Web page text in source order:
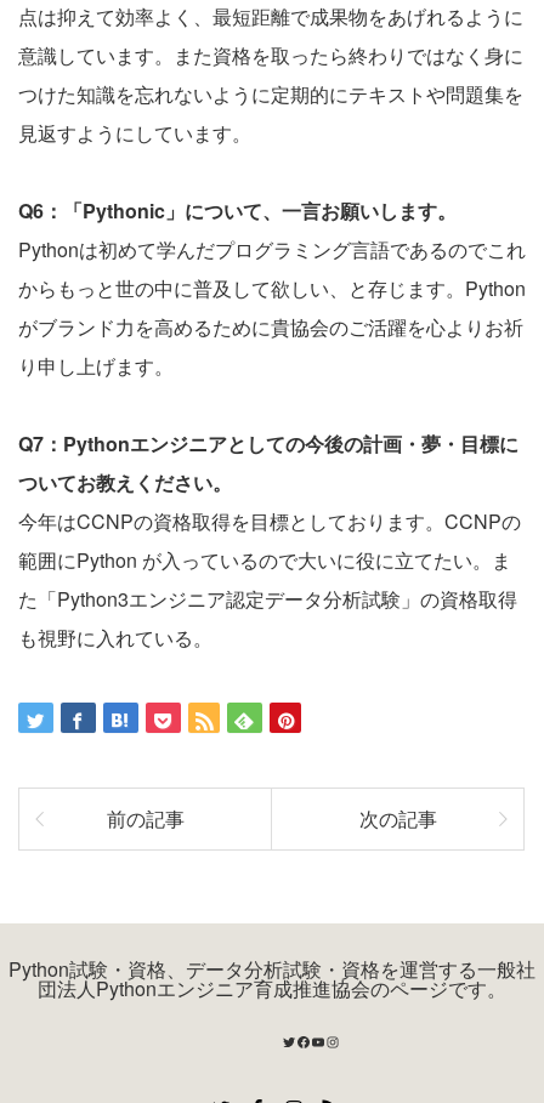
点は抑えて効率よく、最短距離で成果物をあげれるように
意識しています。また資格を取ったら終わりではなく身に
つけた知識を忘れないように定期的にテキストや問題集を
見返すようにしています。
Q6：「Pythonic」について、一言お願いします。
Pythonは初めて学んだプログラミング言語であるのでこれ
からもっと世の中に普及して欲しい、と存じます。Python
がブランド力を高めるために貴協会のご活躍を心よりお祈
り申し上げます。
Q7：Pythonエンジニアとしての今後の計画・夢・目標に
ついてお教えください。
今年はCCNPの資格取得を目標としております。CCNPの
範囲にPython が入っているので大いに役に立てたい。ま
た「Python3エンジニア認定データ分析試験」の資格取得
も視野に入れている。
前の記事 次の記事
Python試験・資格、データ分析試験・資格を運営する一般社
団法人Pythonエンジニア育成推進協会のページです。
Twitter
Facebook
YouTube
Instagram
RSS